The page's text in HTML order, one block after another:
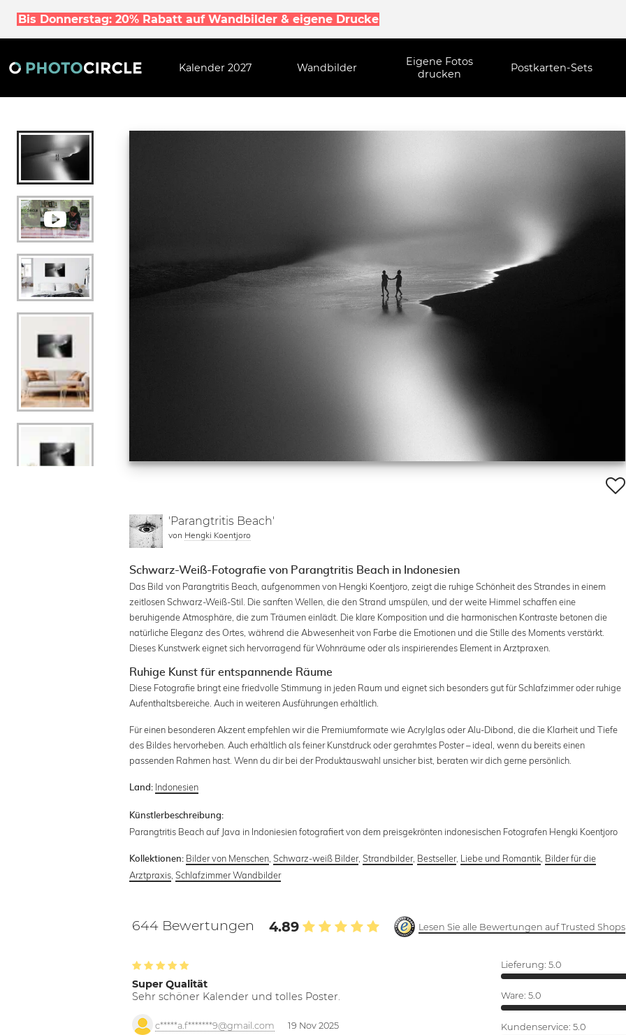
Bis Donnerstag: 20% Rabatt auf Wandbilder & eigene Drucke
Kalender 2027 Wandbilder
Eigene Fotos
drucken
Postkarten-Sets
'Parangtritis Beach'
von Hengki Koentjoro
Schwarz-Weiß-Fotografie von Parangtritis Beach in Indonesien
Das Bild von Parangtritis Beach, aufgenommen von Hengki Koentjoro, zeigt die ruhige Schönheit des Strandes in einem
zeitlosen Schwarz-Weiß-Stil. Die sanften Wellen, die den Strand umspülen, und der weite Himmel schaffen eine
beruhigende Atmosphäre, die zum Träumen einlädt. Die klare Komposition und die harmonischen Kontraste betonen die
natürliche Eleganz des Ortes, während die Abwesenheit von Farbe die Emotionen und die Stille des Moments verstärkt.
Dieses Kunstwerk eignet sich hervorragend für Wohnräume oder als inspirierendes Element in Arztpraxen.
Ruhige Kunst für entspannende Räume
Diese Fotografie bringt eine friedvolle Stimmung in jeden Raum und eignet sich besonders gut für Schlafzimmer oder ruhige
Aufenthaltsbereiche. Auch in weiteren Ausführungen erhältlich.
Für einen besonderen Akzent empfehlen wir die Premiumformate wie Acrylglas oder Alu-Dibond, die die Klarheit und Tiefe
des Bildes hervorheben. Auch erhältlich als feiner Kunstdruck oder gerahmtes Poster – ideal, wenn du bereits einen
passenden Rahmen hast. Wenn du dir bei der Produktauswahl unsicher bist, beraten wir dich gerne persönlich.
Land: Indonesien
Künstlerbeschreibung:
Parangtritis Beach auf Java in Indoniesien fotografiert von dem preisgekrönten indonesischen Fotografen Hengki Koentjoro
Kollektionen: Bilder von Menschen ,Schwarz-weiß Bilder,Strandbilder, Bestseller, Liebe und Romantik Bilder für die
Arztpraxis ,Schlafzimmer Wandbilder
644 Bewertungen 4.89 Lesen Sie alle Bewertungen auf Trusted Shops
Super Qualität
Sehr schöner Kalender und tolles Poster.
c*****a.f*******9@gmail.com 19 Nov 2025
Lieferung: 5.0
Ware: 5.0
Kundenservice: 5.0